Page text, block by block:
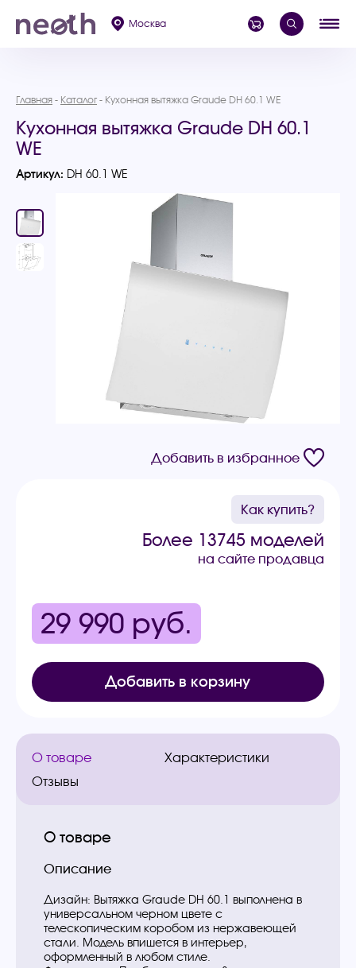
Москва
Главная Каталог Кухонная вытяжка Graude DH 60.1 WE
Кухонная вытяжка Graude DH 60.1
WE
Артикул: DH 60.1 WE
Добавить в избранное
Как купить?
Более 13745 моделей
на сайте продавца
29 990 руб.
Добавить в корзину
О товаре
Характеристики
Отзывы
О товаре
Описание
Дизайн: Вытяжка Graude DH 60.1 выполнена в
универсальном черном цвете с
телескопическим коробом из нержавеющей
стали. Модель впишется в интерьер,
оформленный в любом стиле.